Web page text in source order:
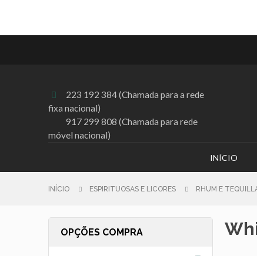

223 192 384 (Chamada para a rede
fixa nacional)
917 299 808 (Chamada para rede
móvel nacional)
INÍCIO
INÍCIO ESPIRITUOSAS E LICORES RHUM E
OPÇÕES COMPRA